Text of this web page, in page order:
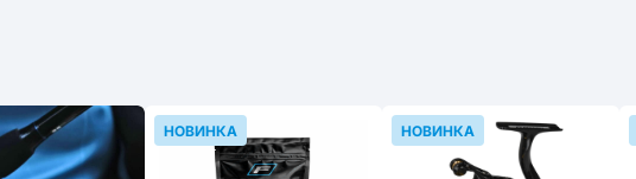
НОВИНКА НОВИНКА